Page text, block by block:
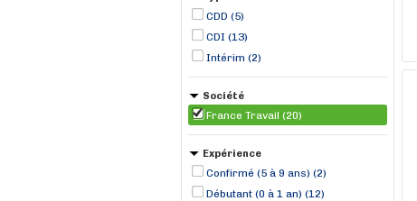
Rouen (2)
Elbeuf (1)
Le Trait (1)
Sassetot-le-Mauconduit (1)
CDD (5)
CDI (13)
Intérim (2)
Société
France Travail (20)
Expérience
Confirmé (5 à 9 ans) (2)
Débutant (0 à 1 an) (12)